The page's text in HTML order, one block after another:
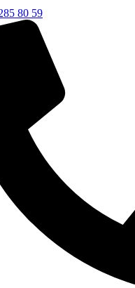
80 59